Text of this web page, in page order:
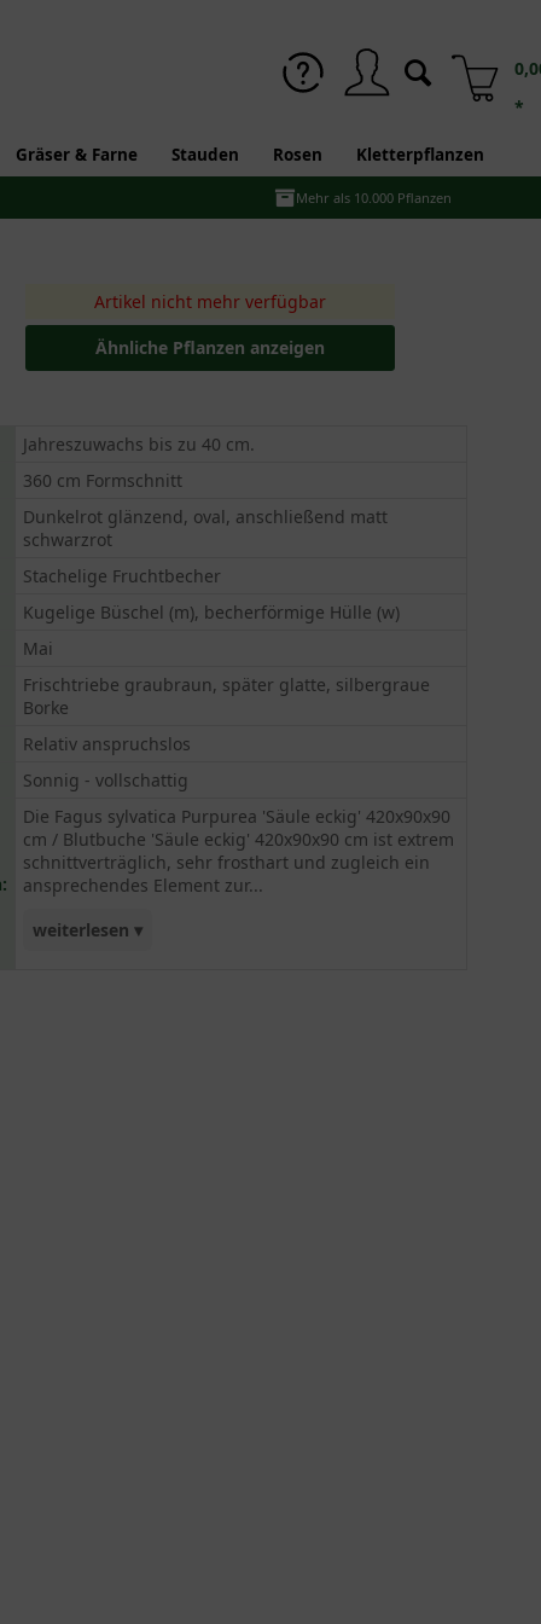
*
Gräser & Farne Stauden Rosen Kletterpflanzen
Mehr als 10.000 Pflanzen
Artikel nicht mehr verfügbar
Ähnliche Pflanzen anzeigen
Jahreszuwachs bis zu 40 cm.
360 cm Formschnitt
Dunkelrot glänzend, oval, anschließend matt
schwarzrot
Stachelige Fruchtbecher
Kugelige Büschel (m), becherförmige Hülle (w)
Mai
Frischtriebe graubraun, später glatte, silbergraue
Borke
Relativ anspruchslos
Sonnig - vollschattig
Die Fagus sylvatica Purpurea 'Säule eckig' 420x90x90
cm / Blutbuche 'Säule eckig' 420x90x90 cm ist extrem
schnittverträglich, sehr frosthart und zugleich ein
ansprechendes Element zur...
weiterlesen ▾